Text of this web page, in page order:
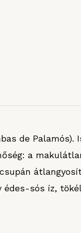
de Palamós).
a
édes-sós íz,